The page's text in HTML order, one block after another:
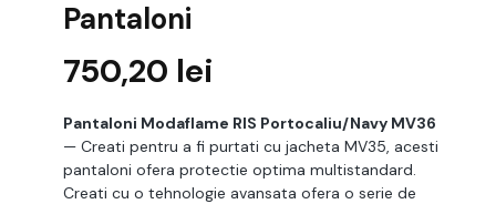
Pantaloni
750,20 lei
Pantaloni Modaflame RIS Portocaliu/Navy MV36
— Creati pentru a fi purtati cu jacheta MV35, acesti
pantaloni ofera protectie optima multistandard.
Creati cu o tehnologie avansata ofera o serie de